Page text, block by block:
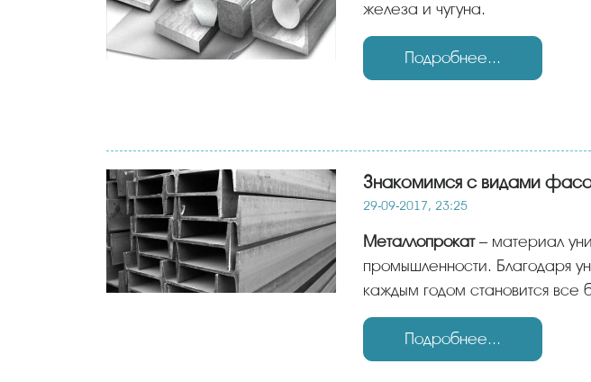
железа и чугуна.
Подробнее...
Знакомимся с видами
29-09-2017, 23:25
Металлопрокат– материал
промышленности. Благодаря
каждым годом становится все
Подробнее...